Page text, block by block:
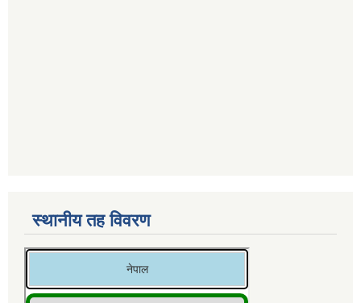
स्थानीय तह विवरण